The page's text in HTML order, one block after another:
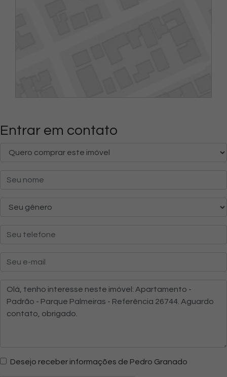
Entrar em contato
Desejo receber informações de Pedro Granado